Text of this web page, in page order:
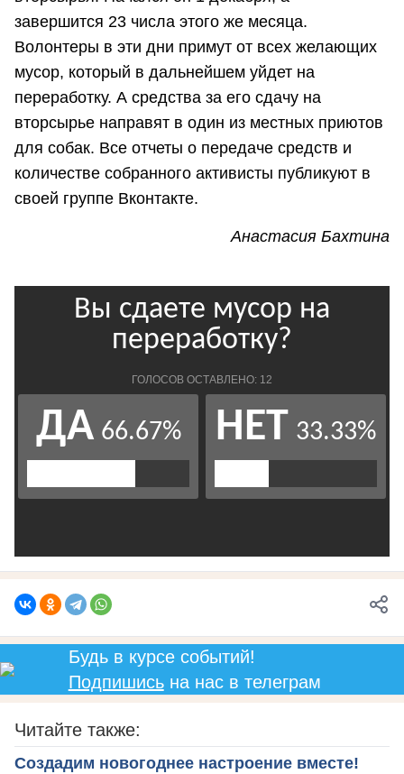
завершится 23 числа этого же месяца.
Волонтеры в эти дни примут от всех желающих
мусор, который в дальнейшем уйдет на
переработку. А средства за его сдачу на
вторсырье направят в один из местных приютов
для собак. Все отчеты о передаче средств и
количестве собранного активисты публикуют в
своей группе Вконтакте.
Анастасия Бахтина
Будь в курсе событий!
Подпишисьна нас в телеграм
Читайте также:
Создадим новогоднее настроение вместе!